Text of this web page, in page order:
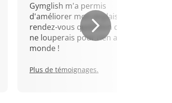
Gymglish m'a permis
d'améliorer mon anglais. Un
rendez-vous quotidien que je
ne louperais pour rien au
monde !
Plus de témoignages.